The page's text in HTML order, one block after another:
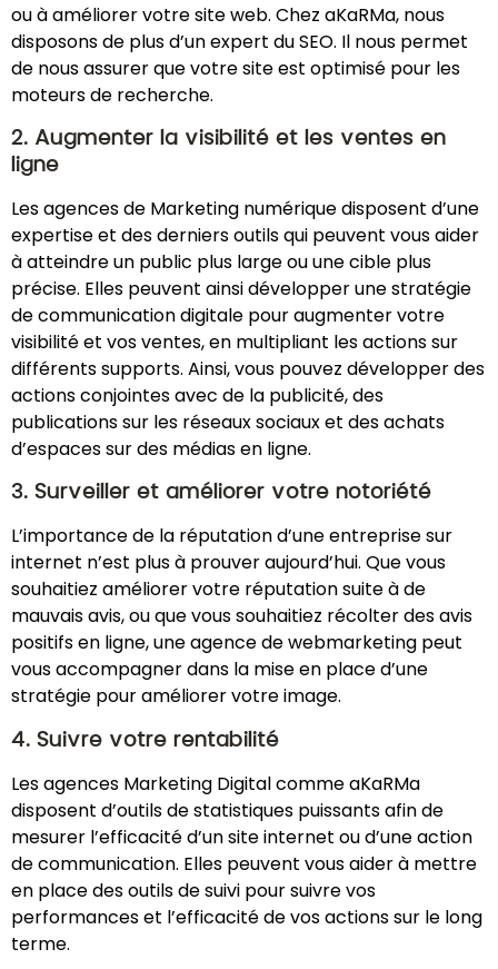
ou à améliorer votre site web. Chez aKaRMa, nous
disposons de plus d’un expert du SEO. Il nous permet
de nous assurer que votre site est optimisé pour les
moteurs de recherche.
2. Augmenter la visibilité et les ventes en
ligne
Les agences de Marketing numérique disposent d’une
expertise et des derniers outils qui peuvent vous aider
à atteindre un public plus large ou une cible plus
précise. Elles peuvent ainsi développer une stratégie
de communication digitale pour augmenter votre
visibilité et vos ventes, en multipliant les actions sur
différents supports. Ainsi, vous pouvez développer des
actions conjointes avec de la publicité, des
publications sur les réseaux sociaux et des achats
d’espaces sur des médias en ligne.
3. Surveiller et améliorer votre notoriété
L’importance de la réputation d’une entreprise sur
internet n’est plus à prouver aujourd’hui. Que vous
souhaitiez améliorer votre réputation suite à de
mauvais avis, ou que vous souhaitiez récolter des avis
positifs en ligne, une agence de webmarketing peut
vous accompagner dans la mise en place d’une
stratégie pour améliorer votre image.
4. Suivre votre rentabilité
Les agences Marketing Digital comme aKaRMa
disposent d’outils de statistiques puissants afin de
mesurer l’efficacité d’un site internet ou d’une action
de communication. Elles peuvent vous aider à mettre
en place des outils de suivi pour suivre vos
performances et l’efficacité de vos actions sur le long
terme.